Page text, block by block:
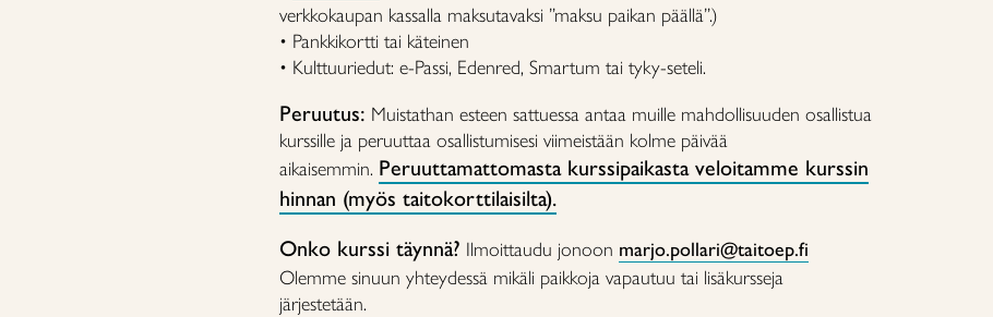
verkkokaupan kassalla maksutavaksi ”maksu paikan päällä”.)
• Pankkikortti tai käteinen
• Kulttuuriedut: e-Passi, Edenred, Smartum tai tyky-seteli.
Peruutus: Muistathan esteen sattuessa antaa muille mahdollisuuden osallistua
kurssille ja peruuttaa osallistumisesi viimeistään kolme päivää
aikaisemmin. Peruuttamattomasta kurssipaikasta veloitamme kurssin
hinnan (myös taitokorttilaisilta).
Onko kurssi täynnä? Ilmoittaudu jonoon marjo.pollari@taitoep.fi
Olemme sinuun yhteydessä mikäli paikkoja vapautuu tai lisäkursseja
järjestetään.